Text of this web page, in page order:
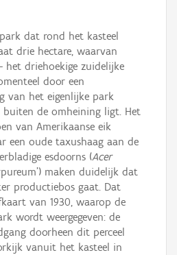
dat rond het kasteel
drie hectare, waarvan
het driehoekige zuidelijke
door een
van het eigenlijke park
buiten de omheining ligt. Het
van Amerikaanse eik
een oude taxushaag aan de
esdoorns (Acer
maken duidelijk dat
productiebos gaat. Dat
van 1930, waarop de
wordt weergegeven: de
doorheen dit perceel
vanuit het kasteel in